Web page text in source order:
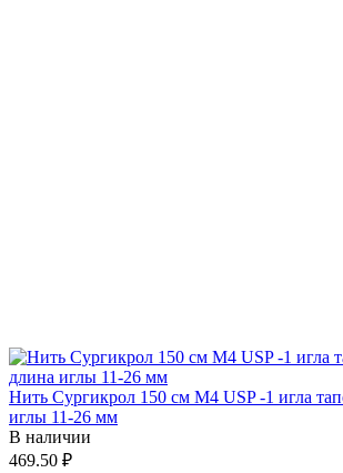
Нить Сургикрол 150 см М4 USP -1 игла
иглы 11-26 мм
В наличии
469.50 ₽